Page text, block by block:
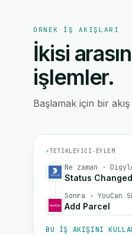
ÖRNEK IŞ AKIŞLARI
İkisi
işlemler.
Başlamak için bir
⚡TETIKLEYICI→EYLEM
Ne zaman ·
Status Changed
Sonra · YouCan
Add Parcel
BU IŞ AKIŞINI